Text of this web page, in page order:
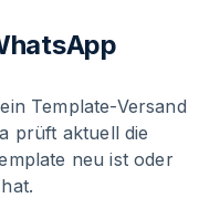
Template-Versand
prüft aktuell die
neu ist oder